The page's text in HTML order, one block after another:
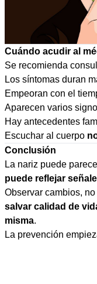
Cuándo acudir al
Se recomienda
Los síntomas duran
Empeoran con el
Aparecen varios
Hay antecedentes
Escuchar al cuerpo
Conclusión
La nariz puede
puede reflejar
Observar cambios,
salvar calidad de
misma.
La prevención